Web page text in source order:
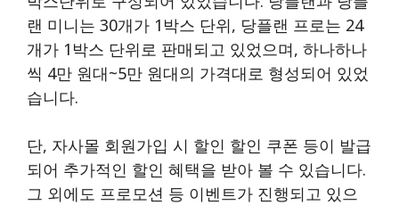
랜 미니는 30개가 1박스 단위, 당플랜 프로는 24
개가 1박스 단위로 판매되고 있었으며, 하나하나
씩 4만 원대~5만 원대의 가격대로 형성되어 있었
습니다.
단, 자사몰 회원가입 시 할인 할인 쿠폰 등이 발급
되어 추가적인 할인 혜택을 받아 볼 수 있습니다.
그 외에도 프로모션 등 이벤트가 진행되고 있으